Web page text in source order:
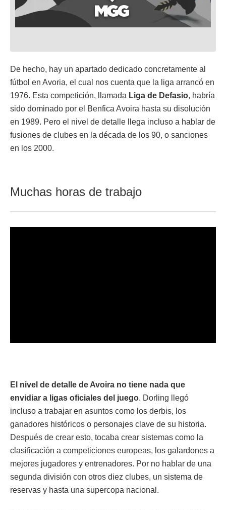
De hecho, hay un apartado dedicado concretamente al
fútbol en Avoria, el cual nos cuenta que la liga arrancó en
1976. Esta competición, llamada Liga de Defasio, habría
sido dominado por el Benfica Avoira hasta su disolución
en 1989. Pero el nivel de detalle llega incluso a hablar de
fusiones de clubes en la década de los 90, o sanciones
en los 2000.
Muchas horas de trabajo
El nivel de detalle de Avoira no tiene nada que
envidiar a ligas oficiales del juego. Dorling llegó
incluso a trabajar en asuntos como los derbis, los
ganadores históricos o personajes clave de su historia.
Después de crear esto, tocaba crear sistemas como la
clasificación a competiciones europeas, los galardones a
mejores jugadores y entrenadores. Por no hablar de una
segunda división con otros diez clubes, un sistema de
reservas y hasta una supercopa nacional.